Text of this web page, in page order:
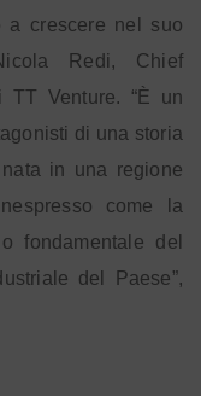
a crescere nel suo
Redi, Chief
TT Venture. “È un
di una storia
in una regione
come la
fondamentale del
del Paese”,